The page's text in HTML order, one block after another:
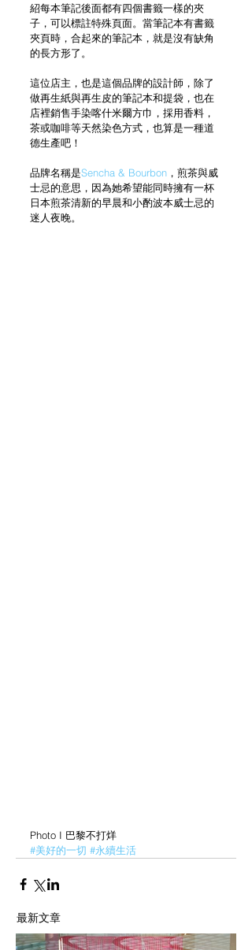
紹每本筆記後面都有四個書籤一樣的夾
子，可以標註特殊頁面。當筆記本有書籤
夾頁時，合起來的筆記本，就是沒有缺角
的長方形了。
這位店主，也是這個品牌的設計師，除了
做再生紙與再生皮的筆記本和提袋，也在
店裡銷售手染喀什米爾方巾，採用香料，
茶或咖啡等天然染色方式，也算是一種道
德生產吧！
品牌名稱是Sencha & Bourbon ，煎茶與威
士忌的意思，因為她希望能同時擁有一杯
日本煎茶清新的早晨和小酌波本威士忌的
迷人夜晚。
Photo I 巴黎不打烊
#美好的一切 #永續生活
最新文章